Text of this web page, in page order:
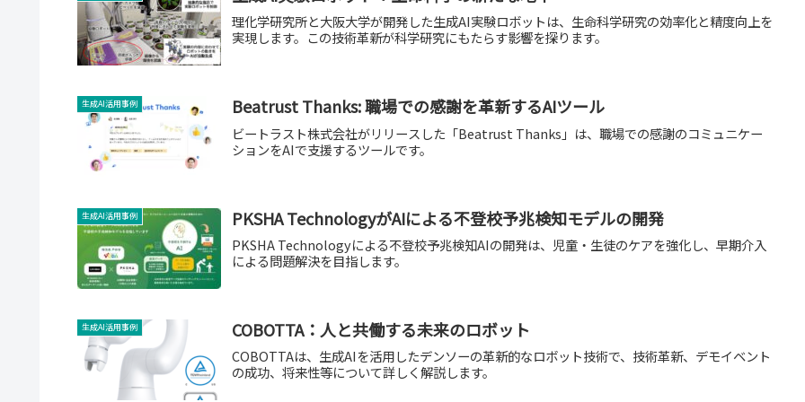
理化学研究所と大阪大学が開発した生成AI実験ロボットは、生命科学研究の効率化と精度向上を
実現します。この技術革新が科学研究にもたらす影響を探ります。
生成AI活用事例 Beatrust Thanks: 職場での感謝を革新するAIツール
ビートラスト株式会社がリリースした「Beatrust Thanks」は、職場での感謝のコミュニケー
ションをAIで支援するツールです。
生成AI活用事例 PKSHA TechnologyがAIによる不登校予兆検知モデルの開発
PKSHA Technologyによる不登校予兆検知AIの開発は、児童・生徒のケアを強化し、早期介入
による問題解決を目指します。
生成AI活用事例 COBOTTA：人と共働する未来のロボット
COBOTTAは、生成AIを活用したデンソーの革新的なロボット技術で、技術革新、デモイベント
の成功、将来性等について詳しく解説します。